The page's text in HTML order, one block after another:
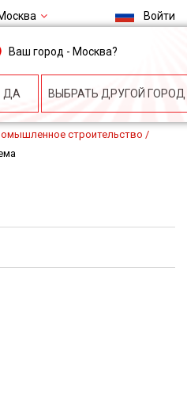
Ваш город - Москва?
ДА ВЫБРАТЬ ДРУГОЙ ГОРОД
Войти
– пт.: 9.00-18.00
подъема
строительство